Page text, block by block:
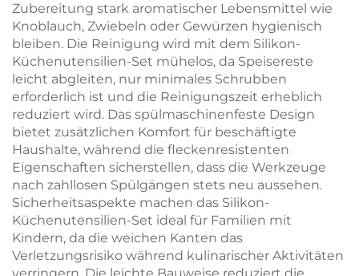
Zubereitung stark aromatischer Lebensmittel wie
Knoblauch, Zwiebeln oder Gewürzen hygienisch
bleiben. Die Reinigung wird mit dem Silikon-
Küchenutensilien-Set mühelos, da Speisereste
leicht abgleiten, nur minimales Schrubben
erforderlich ist und die Reinigungszeit erheblich
reduziert wird. Das spülmaschinenfeste Design
bietet zusätzlichen Komfort für beschäftigte
Haushalte, während die fleckenresistenten
Eigenschaften sicherstellen, dass die Werkzeuge
nach zahllosen Spülgängen stets neu aussehen.
Sicherheitsaspekte machen das Silikon-
Küchenutensilien-Set ideal für Familien mit
Kindern, da die weichen Kanten das
Verletzungsrisiko während kulinarischer Aktivitäten